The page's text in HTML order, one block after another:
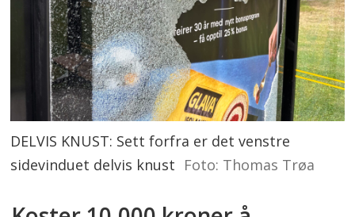
DELVIS KNUST: Sett forfra er det venstre
sidevinduet delvis knust Foto: Thomas Trøa